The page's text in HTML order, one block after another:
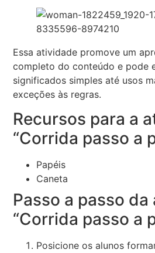
Essa atividade promove um
completo do conteúdo e pode
significados simples até usos
exceções às regras.
Recursos para a
“Corrida passo a
Papéis
Caneta
Passo a passo
“Corrida passo a
Posicione os alunos